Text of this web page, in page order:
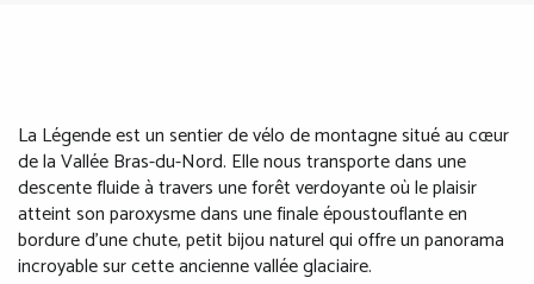
La Légende est un sentier de vélo de montagne situé au cœur
de la Vallée Bras-du-Nord. Elle nous transporte dans une
descente fluide à travers une forêt verdoyante où le plaisir
atteint son paroxysme dans une finale époustouflante en
bordure d'une chute, petit bijou naturel qui offre un panorama
incroyable sur cette ancienne vallée glaciaire.